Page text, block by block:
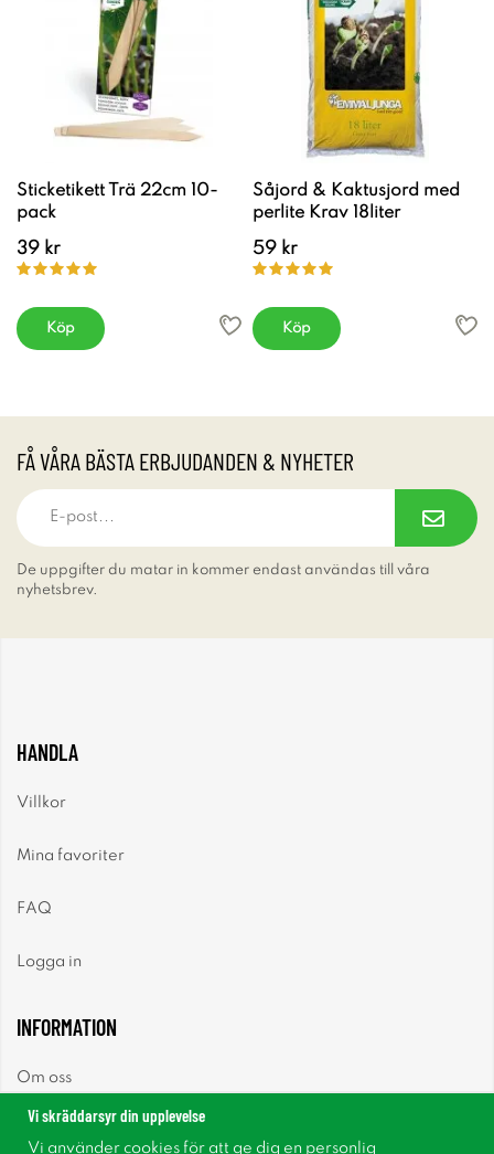
Sticketikett Trä 22cm 10-
pack
39 kr
Köp
Såjord & Kaktusjord med
perlite Krav 18liter
59 kr
Köp
FÅ VÅRA BÄSTA ERBJUDANDEN & NYHETER
De uppgifter du matar in kommer endast användas till våra
nyhetsbrev.
HANDLA
Villkor
Mina favoriter
FAQ
Logga in
INFORMATION
Om oss
Vi skräddarsyr din upplevelse
Vi använder cookies för att ge dig en personlig